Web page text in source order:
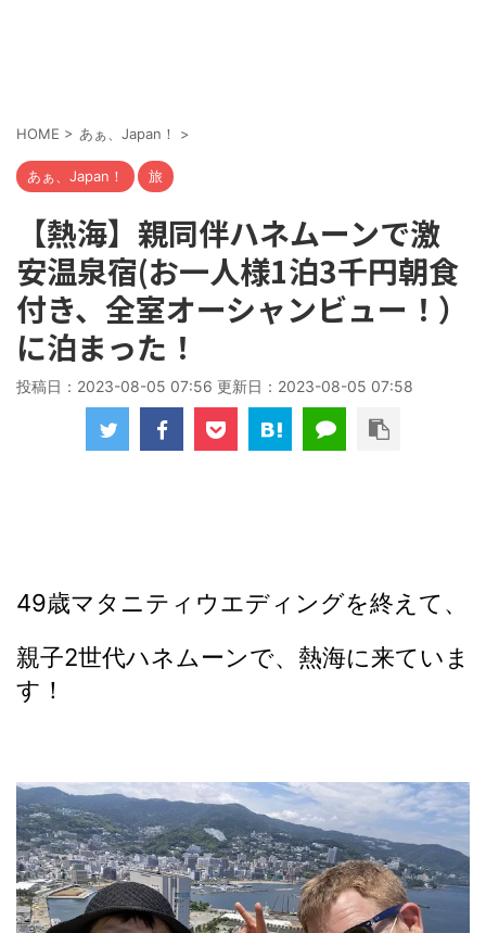
HOME > あぁ、Japan！ >
あぁ、Japan！ 旅
【熱海】親同伴ハネムーンで激
安温泉宿(お一人様1泊3千円朝食
付き、全室オーシャンビュー！）
に泊まった！
投稿日：2023-08-05 07:56 更新日： 2023-08-05 07:58
49歳マタニティウエディングを終えて、
親子2世代ハネムーンで、熱海に来ていま
す！